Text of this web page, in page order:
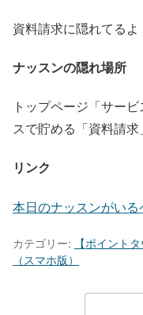
資料請求に隠れてるよ
ナッスンの隠れ場所
トップページ「サー
スで貯める「資料請
リンク
本日のナッスンがいる
カテゴリー: 【ポイント
（スマホ版）